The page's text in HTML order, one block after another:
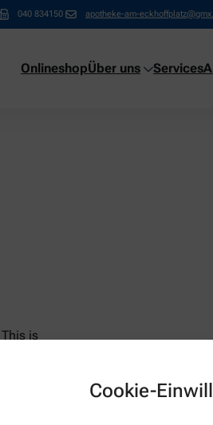
Cookie-
040 834150 apotheke-am-
OnlineshopÜber uns Services
is
writing!